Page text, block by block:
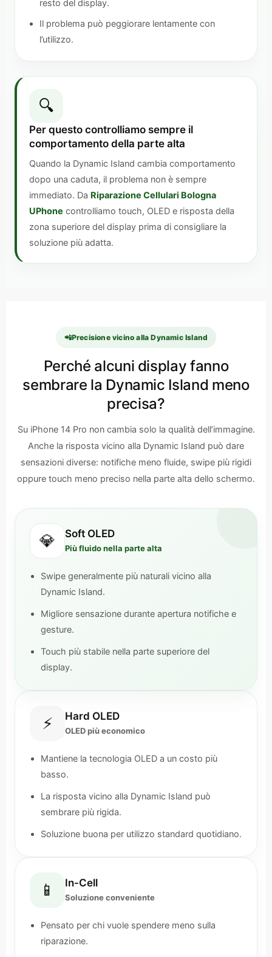
resto del display.
Il problema può peggiorare lentamente con
l’utilizzo.
🔍
Per questo controlliamo sempre il
comportamento della parte alta
Quando la Dynamic Island cambia comportamento
dopo una caduta, il problema non è sempre
immediato. Da Riparazione Cellulari Bologna
UPhone controlliamo touch, OLED e risposta della
zona superiore del display prima di consigliare la
soluzione più adatta.
📲Precisione vicino alla Dynamic Island
Perché alcuni display fanno
sembrare la Dynamic Island meno
precisa?
Su iPhone 14 Pro non cambia solo la qualità dell’immagine.
Anche la risposta vicino alla Dynamic Island può dare
sensazioni diverse: notifiche meno fluide, swipe più rigidi
oppure touch meno preciso nella parte alta dello schermo.
💎 Soft OLED
Più fluido nella parte alta
Swipe generalmente più naturali vicino alla
Dynamic Island.
Migliore sensazione durante apertura notifiche e
gesture.
Touch più stabile nella parte superiore del
display.
⚡ Hard OLED
OLED più economico
Mantiene la tecnologia OLED a un costo più
basso.
La risposta vicino alla Dynamic Island può
sembrare più rigida.
Soluzione buona per utilizzo standard quotidiano.
📱 In-Cell
Soluzione conveniente
Pensato per chi vuole spendere meno sulla
riparazione.